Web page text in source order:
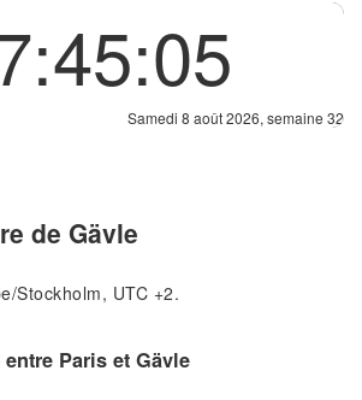
Samedi 8 août 2026, semaine 32
de Gävle
Stockholm, UTC +2.
Paris et Gävle